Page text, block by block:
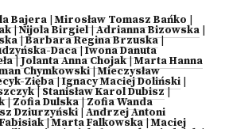
Bajera |Mirosław Tomasz Bańko
|Nijola Birgiel|Adrianna Bizowska
|Barbara Regina Brzuska|
Daca|Iwona Danuta
|Jolanta Anna Chojak|Marta Hanna
Chymkowski|Mieczysław
Zięba|Ignacy Maciej Doliński
|Stanisław Karol Dubisz|
|Zofia Dulska|Zofia Wanda
Dziurzyński| Andrzej Antoni
|Marta Falkowska|Maciej